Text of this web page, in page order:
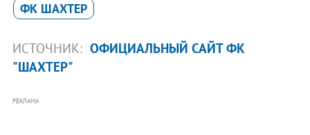
ФК ШАХТЕР
ИСТОЧНИК: ОФИЦИАЛЬНЫЙ САЙТ ФК
"ШАХТЕР"
РЕКЛАМА